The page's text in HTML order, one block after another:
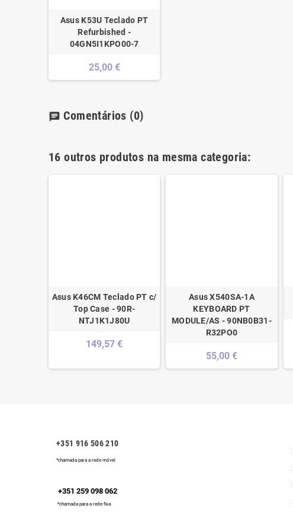
Asus K53U Teclado PT
Refurbished -
04GN5I1KPO00-7
25,00 €
chat Comentários (0)
16 outros produtos na mesma categoria:
Asus K46CM Teclado PT c/
Top Case - 90R-
NTJ1K1J80U
149,57 €
Asus X540SA-1A
KEYBOARD PT
MODULE/AS - 90NB0B31-
R32PO0
55,00 €
+351 916 506 210
*chamada para a rede móvel
+351 259 098 062
*chamada para a rede fixa